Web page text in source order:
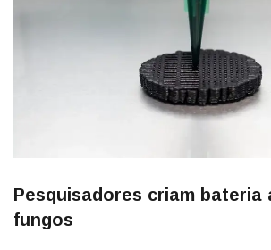
Pesquisadores criam bateria
fungos